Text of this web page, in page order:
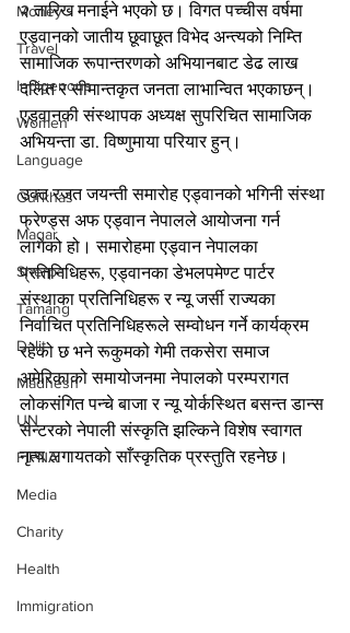
Money
Travel
Indigenous
Women
Language
Gurkhas
Magar
Sherpa
Tamang
Dalit
Madhesh
UN
FIPNA
Media
Charity
Health
Immigration
२ तारिख मनाईने भएको छ। विगत पच्चीस वर्षमा
एड्वानको जातीय छूवाछूत विभेद अन्त्यको निम्ति
सामाजिक रूपान्तरणको अभियानबाट डेढ लाख
दलित र सीमान्तकृत जनता लाभान्वित भएकाछन्।
एड्वानकी संस्थापक अध्यक्ष सुपरिचित सामाजिक
अभियन्ता डा. विष्णुमाया परियार हुन्।
उक्त रजत जयन्ती समारोह एड्वानको भगिनी संस्था
फ्रेण्ड्स अफ एड्वान नेपालले आयोजना गर्न
लागेको हो। समारोहमा एड्वान नेपालका
प्रतिनिधिहरू, एड्वानका डेभलपमेण्ट पार्टर
संस्थाका प्रतिनिधिहरू र न्यू जर्सी राज्यका
निर्वाचित प्रतिनिधिहरूले सम्वोधन गर्ने कार्यक्रम
रहेको छ भने रूकुमको गेमी तकसेरा समाज
अमेरिकाको समायोजनमा नेपालको परम्परागत
लोकसंगित पन्चे बाजा र न्यू योर्कस्थित बसन्त डान्स
सेन्टरको नेपाली संस्कृति झल्किने विशेष स्वागत
नृत्य लगायतको साँस्कृतिक प्रस्तुति रहनेछ।